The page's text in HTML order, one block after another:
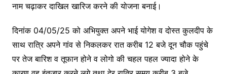
नाम चढ़ाकर दाखिल खारिज करने की योजना बनाई।
दिनांक 04/05/25 को अभियुक्त अपने भाई योगेश व दोस्त कुलदीप के
साथ रात्रि अपने गांव से निकलकर रात करीब 12 बजे दून चौक पहुंचे
पर तेज बारिश व तूफान होने व लोगो की चहल पहल ज्यादा होने के